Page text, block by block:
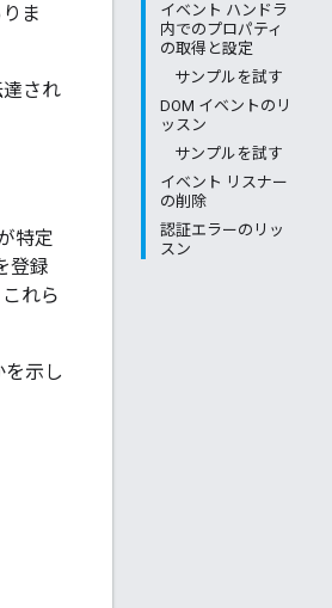
イベント ハンドラ
内でのプロパティ
の取得と設定
サンプルを試す
DOM イベントのリ
ッスン
サンプルを試す
イベント リスナー
の削除
認証エラーのリッ
スン
ま
され
特定
登録
れら
示し